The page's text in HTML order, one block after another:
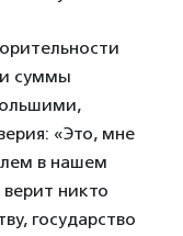
суммы
«Это, мне
в нашем
верит никто
государство